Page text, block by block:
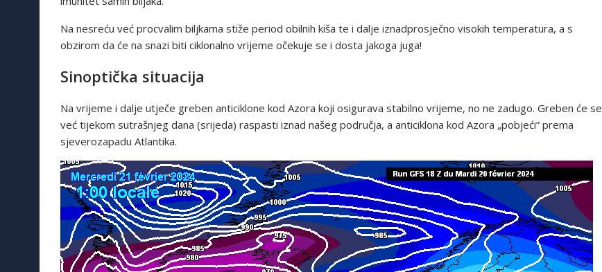
Na nesreću već procvalim biljkama stiže period obilnih kiša te i dalje iznadprosječno visokih temperatura, a s
obzirom da će na snazi biti ciklonalno vrijeme očekuje se i dosta jakoga juga!
Sinoptička situacija
Na vrijeme i dalje utječe greben anticiklone kod Azora koji osigurava stabilno vrijeme, no ne zadugo. Greben će se
već tijekom sutrašnjeg dana (srijeda) raspasti iznad našeg područja, a anticiklona kod Azora „pobjeći” prema
sjeverozapadu Atlantika.